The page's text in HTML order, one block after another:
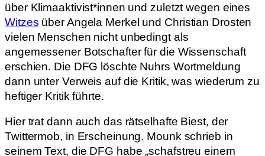
über Klimaaktivist*innen und zuletzt wegen eines
Witzes über Angela Merkel und Christian Drosten
vielen Menschen nicht unbedingt als
angemessener Botschafter für die Wissenschaft
erschien. Die DFG löschte Nuhrs Wortmeldung
dann unter Verweis auf die Kritik, was wiederum zu
heftiger Kritik führte.
Hier trat dann auch das rätselhafte Biest, der
Twittermob, in Erscheinung. Mounk schrieb in
seinem Text, die DFG habe „schafstreu einem